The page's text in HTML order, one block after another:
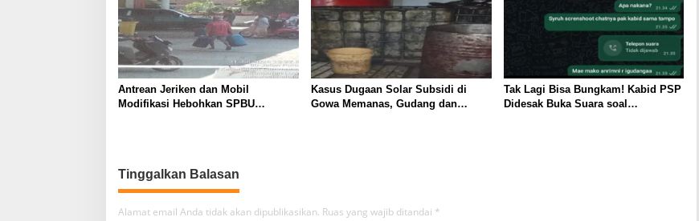
Antrean Jeriken dan Mobil
Modifikasi Hebohkan SPBU
Kasus Dugaan Solar Subsidi di
Gowa Memanas, Gudang dan
Tak Lagi Bisa Bungkam! Kabid PSP
Didesak Buka Suara soal
Tinggalkan Balasan
Alamat email Anda tidak akan dipublikasikan. Ruas yang wajib ditandai *